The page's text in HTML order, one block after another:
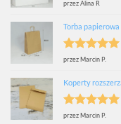
Oceniono
przez Alina R
Torba
Oceniono
przez Marcin P.
Koperty
Oceniono
przez Marcin P.